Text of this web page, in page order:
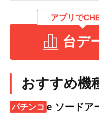
アプリで
台デ
おすすめ機
パチンコ e ソードア